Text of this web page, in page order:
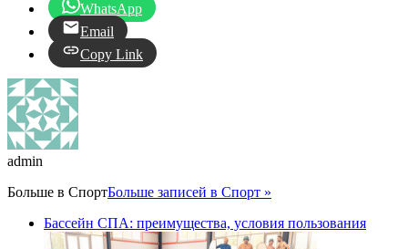
WhatsApp
Email
Copy Link
admin
Больше в СпортБольше записей в Спорт »
Бассейн СПА: преимущества, условия пользования